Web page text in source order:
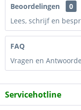
Beoordelingen
0
Lees, schrijf en
FAQ
Vragen en
Servicehotline